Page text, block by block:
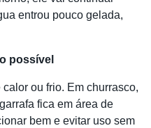
entrou pouco gelada,
possível
ou frio. Em churrasco,
fica em área de
bem e evitar uso sem